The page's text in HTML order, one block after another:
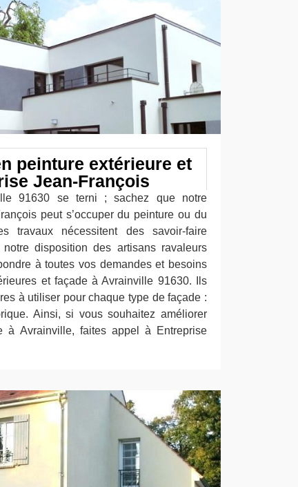
peinture extérieure et
Jean-François
91630 se terni ; sachez que notre
peut s’occuper du peinture ou du
travaux nécessitent des savoir-faire
disposition des artisans ravaleurs
à toutes vos demandes et besoins
et façade à Avrainville 91630. Ils
à utiliser pour chaque type de façade :
Ainsi, si vous souhaitez améliorer
à Avrainville, faites appel à Entreprise